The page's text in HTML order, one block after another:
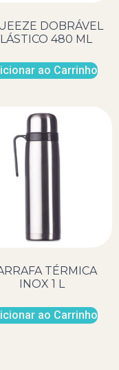
DOBRÁVEL
480 ML
ao Carrinho
TÉRMICA
INOX 1 L
ao Carrinho